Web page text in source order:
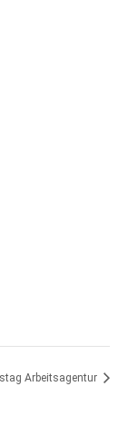
Arbeitsagentur